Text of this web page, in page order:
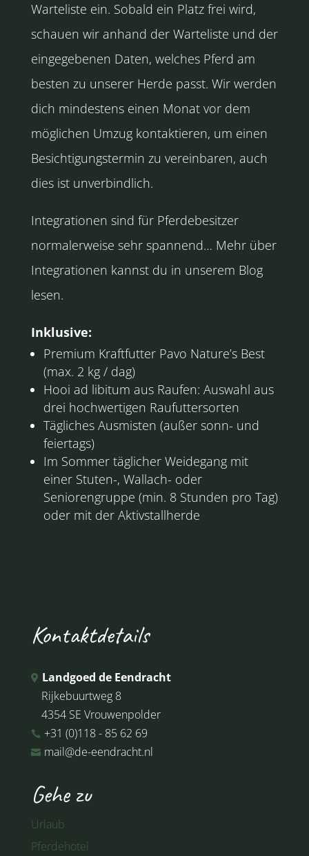
Warteliste ein. Sobald ein Platz frei wird,
schauen wir anhand der Warteliste und der
eingegebenen Daten, welches Pferd am
besten zu unserer Herde passt. Wir werden
dich mindestens einen Monat vor dem
möglichen Umzug kontaktieren, um einen
Besichtigungstermin zu vereinbaren, auch
dies ist unverbindlich.
Integrationen sind für Pferdebesitzer
normalerweise sehr spannend… Mehr über
Integrationen kannst du in unserem Blog
lesen.
Inklusive:
Premium Kraftfutter Pavo Nature’s Best
(max. 2 kg / dag)
Hooi ad libitum aus Raufen: Auswahl aus
drei hochwertigen Raufuttersorten
Tägliches Ausmisten (außer sonn- und
feiertags)
Im Sommer täglicher Weidegang mit
einer Stuten-, Wallach- oder
Seniorengruppe (min. 8 Stunden pro Tag)
oder mit der Aktivstallherde
Kontaktdetails
 Landgoed de Eendracht
Rijkebuurtweg 8
4354 SE Vrouwenpolder
 +31 (0)118 - 85 62 69
 mail@de-eendracht.nl
Gehe zu
Urlaub
Pferdehotel